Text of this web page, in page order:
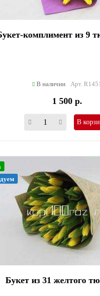
комплимент из 9
В наличии Арт.
1 500 р.
В
Букет из 31 желтого